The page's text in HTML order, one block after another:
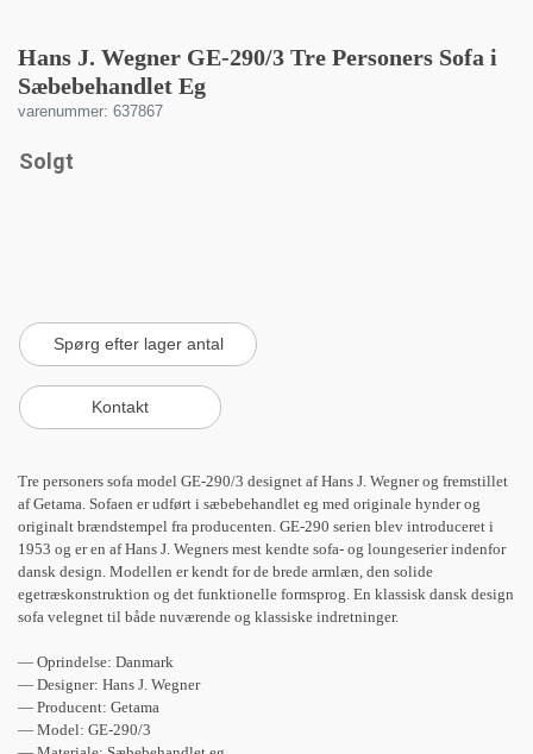
Hans J. Wegner GE-290/3 Tre Personers Sofa i
Sæbebehandlet Eg
varenummer: 637867
Solgt
Tre personers sofa model GE-290/3 designet af Hans J. Wegner og fremstillet
af Getama. Sofaen er udført i sæbebehandlet eg med originale hynder og
originalt brændstempel fra producenten. GE-290 serien blev introduceret i
1953 og er en af Hans J. Wegners mest kendte sofa- og loungeserier indenfor
dansk design. Modellen er kendt for de brede armlæn, den solide
egetræskonstruktion og det funktionelle formsprog. En klassisk dansk design
sofa velegnet til både nuværende og klassiske indretninger.
— Oprindelse: Danmark
— Designer: Hans J. Wegner
— Producent: Getama
— Model: GE-290/3